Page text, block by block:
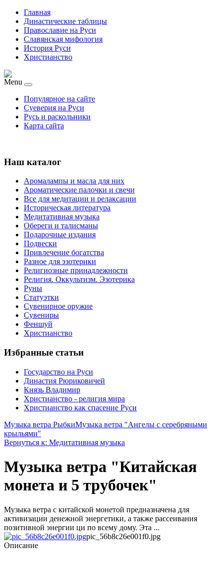
Главная
Династические таблицы
Православие на Руси
Славянская мифология
История Руси
Христианство
Menu
Популярное на сайте
Суеверия на Руси
Русь и раскольники
Карта сайта
Наш каталог
Аромалампы и масла для них
Ароматические палочки и свечи
Все для медитации и релаксации
Историческая литература
Медитативная музыка
Обереги и талисманы
Подарочные издания
Подвески
Привлечение богатства
Разное для эзотерики
Религиозные принадлежности
Религия. Оккультизм. Эзотерика
Руны
Статуэтки
Сувенирное оружие
Сувениры
Феншуй
Христианство
Избранные статьи
Государство на Руси
Династия Рюриковичей
Князь Владимир
Христианство - религия мира
Христианство как спасение Руси
Музыка ветра РыбкиМузыка ветра "Ангелы с серебряными
крыльями"
Вернуться к: Медитативная музыка
Музыка ветра "Китайская
монета и 5 трубочек"
Музыка ветра с китайской монетой предназначена для
активизации денежной энергетики, а также рассеивания
позитивной энергии ци по всему дому. Эта ...
pic_56b8c26e001f0.jpg
Описание